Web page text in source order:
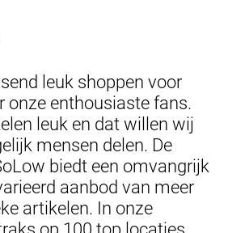
leuk shoppen voor
onze enthousiaste fans.
leuk en dat willen wij
mensen delen. De
biedt een omvangrijk
aanbod van meer
artikelen. In onze